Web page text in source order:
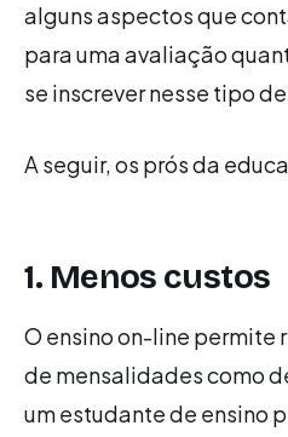
alguns aspectos que
para uma avaliação
se inscrever nesse tipo
A seguir, os prós da
1. Menos custos
O ensino on-line permite
de mensalidades como
um estudante de ensino